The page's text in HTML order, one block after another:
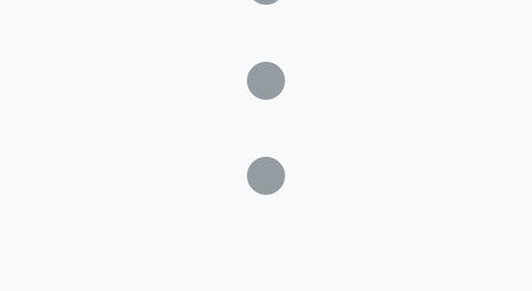
Загрузка...
Загрузка...